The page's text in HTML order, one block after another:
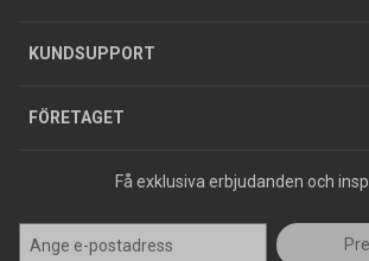
KUNDSUPPORT
Varumärken
FÖRETAGET
Jobba hos oss
Press
Få exklusiva erbjudanden och